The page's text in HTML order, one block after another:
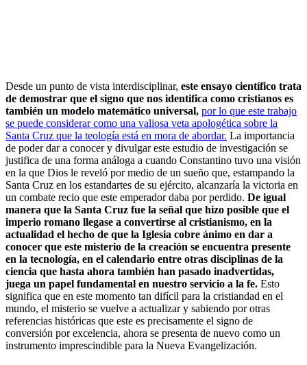
Desde un punto de vista interdisciplinar, este ensayo científico trata
de demostrar que el signo que nos identifica como cristianos es
también un modelo matemático universal, por lo que este trabajo
se puede considerar como una valiosa veta apologética sobre la
Santa Cruz que la teología está en mora de abordar. La importancia
de poder dar a conocer y divulgar este estudio de investigación se
justifica de una forma análoga a cuando Constantino tuvo una visión
en la que Dios le reveló por medio de un sueño que, estampando la
Santa Cruz en los estandartes de su ejército, alcanzaría la victoria en
un combate recio que este emperador daba por perdido. De igual
manera que la Santa Cruz fue la señal que hizo posible que el
imperio romano llegase a convertirse al cristianismo, en la
actualidad el hecho de que la Iglesia cobre ánimo en dar a
conocer que este misterio de la creación se encuentra presente
en la tecnología, en el calendario entre otras disciplinas de la
ciencia que hasta ahora también han pasado inadvertidas,
juega un papel fundamental en nuestro servicio a la fe. Esto
significa que en este momento tan difícil para la cristiandad en el
mundo, el misterio se vuelve a actualizar y sabiendo por otras
referencias históricas que este es precisamente el signo de
conversión por excelencia, ahora se presenta de nuevo como un
instrumento imprescindible para la Nueva Evangelización.